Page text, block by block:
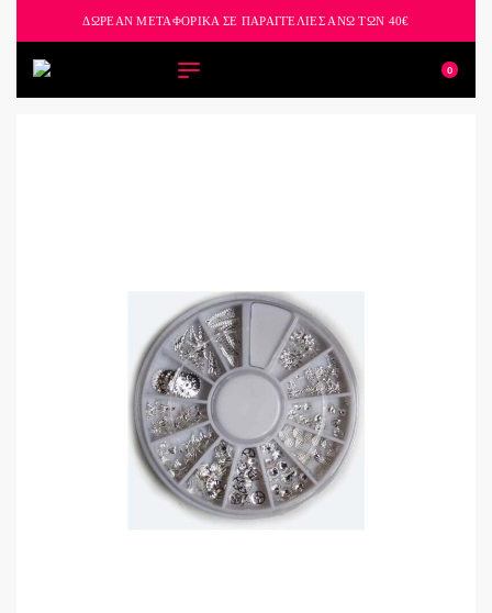
ΔΩΡΕΑΝ ΜΕΤΑΦΟΡΙΚΑ ΣΕ ΠΑΡΑΓΓΕΛΙΕΣ ΑΝΩ ΤΩΝ 40€
0